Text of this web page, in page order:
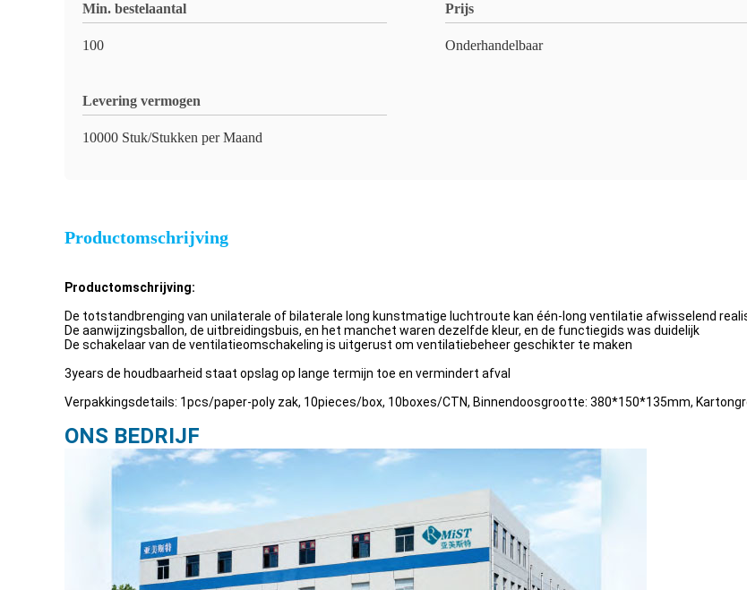
Min. bestelaantal
100
Prijs
Onderhandelbaar
Levering vermogen
10000 Stuk/Stukken per Maand
Productomschrijving
Productomschrijving:
De totstandbrenging van unilaterale of bilaterale long kunstmatige luchtroute kan één-long ventilatie afwisselend
De aanwijzingsballon, de uitbreidingsbuis, en het manchet waren dezelfde kleur, en de functiegids was duidelijk
De schakelaar van de ventilatieomschakeling is uitgerust om ventilatiebeheer geschikter te maken
3years de houdbaarheid staat opslag op lange termijn toe en vermindert afval
Verpakkingsdetails: 1pcs/paper-poly zak, 10pieces/box, 10boxes/CTN, Binnendoosgrootte: 380*150*135mm,
ONS BEDRIJF